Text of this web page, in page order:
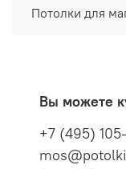
Потолки для
Вы можете
+7 (495)